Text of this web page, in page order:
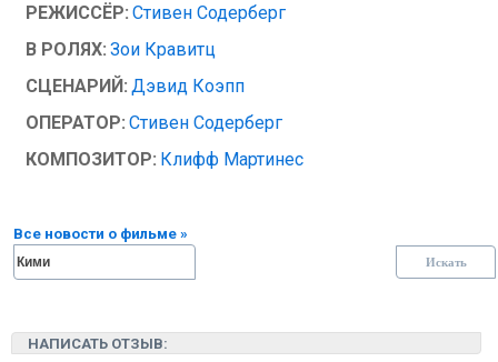
РЕЖИССЁР: Стивен Содерберг
В РОЛЯХ: Зои Кравитц
СЦЕНАРИЙ: Дэвид Коэпп
ОПЕРАТОР: Стивен Содерберг
КОМПОЗИТОР: Клифф Мартинес
Все новости о фильме »
НАПИСАТЬ ОТЗЫВ: